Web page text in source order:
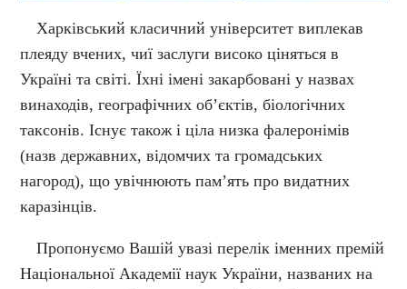
Харківський класичний університет виплекав
плеяду вчених, чиї заслуги високо ціняться в
Україні та світі. Їхні імені закарбовані у назвах
винаходів, географічних об’єктів, біологічних
таксонів. Існує також і ціла низка фалеронімів
(назв державних, відомчих та громадських
нагород), що увічнюють пам’ять про видатних
каразінців.
Пропонуємо Вашій увазі перелік іменних премій
Національної Академії наук України, названих на